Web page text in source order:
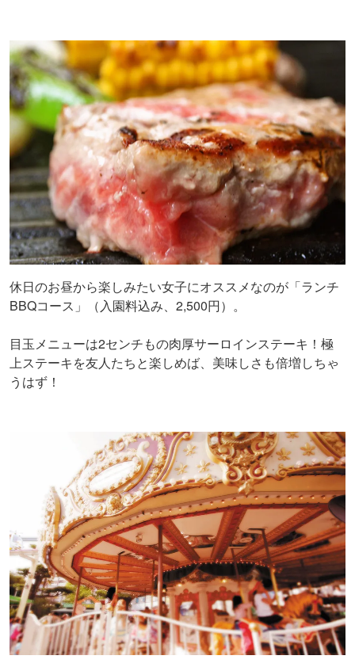
休日のお昼から楽しみたい女子にオススメなのが「ランチ
BBQコース」（入園料込み、2,500円）。
目玉メニューは2センチもの肉厚サーロインステーキ！極
上ステーキを友人たちと楽しめば、美味しさも倍増しちゃ
うはず！